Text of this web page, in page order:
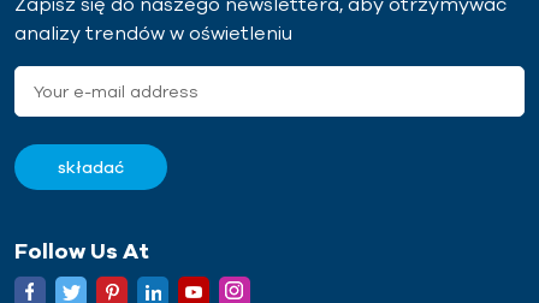
analizy trendów w oświetleniu
Follow Us At